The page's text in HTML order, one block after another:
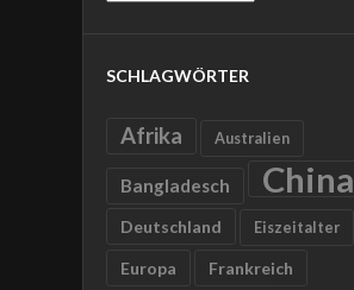
SCHLAGWÖRTER
Afrika Australien
Bangladesch China
Deutschland Eiszeitalter
Europa Frankreich